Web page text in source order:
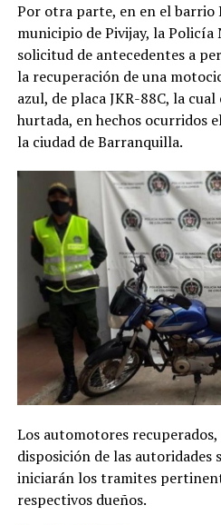
Por otra parte, en en el barrio
municipio de Pivijay, la Policía
solicitud de antecedentes a
la recuperación de una
azul, de placa JKR-88C, la
hurtada, en hechos ocurridos
la ciudad de Barranquilla.
Los automotores
disposición de las autoridades
iniciarán los tramites
respectivos dueños.